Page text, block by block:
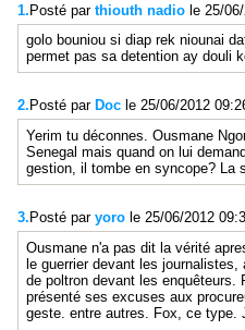
1.Posté par thiouth nadio le 25/
golo bouniou si diap rek niounai
permet pas sa detention ay douli
2. Posté par Doc le 25/06/2012
Yerim tu déconnes. Ousmane
Senegal mais quand on lui
gestion, il tombe en syncope? La
3.Posté par yoro le 25/06/2012
Ousmane n'a pas dit la vérité
le guerrier devant les
de poltron devant les enquêteurs.
présenté ses excuses aux
geste. entre autres. Fox, ce type.